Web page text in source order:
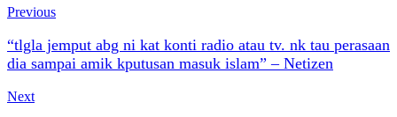
Previous
“tlgla jemput abg ni kat konti radio atau tv. nk tau perasaan
dia sampai amik kputusan masuk islam” – Netizen
Next